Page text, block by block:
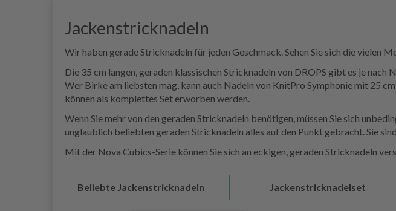
Jackenstricknadeln
Wir haben gerade Stricknadeln für jeden Geschmack. Sehen Sie sich die vielen
Die 35 cm langen, geraden klassischen Stricknadeln von DROPS gibt es je
Wer Birke am liebsten mag, kann auch Nadeln von KnitPro Symphonie mit 25
können als komplettes Set erworben werden.
Wenn Sie mehr von den geraden Stricknadeln benötigen, müssen Sie sich
unglaublich beliebten geraden Stricknadeln alles auf den Punkt gebracht. Sie
Mit der Nova Cubics-Serie können Sie sich an eckigen, geraden Stricknadeln
Beliebte Jackenstricknadeln Jackenstricknadelset